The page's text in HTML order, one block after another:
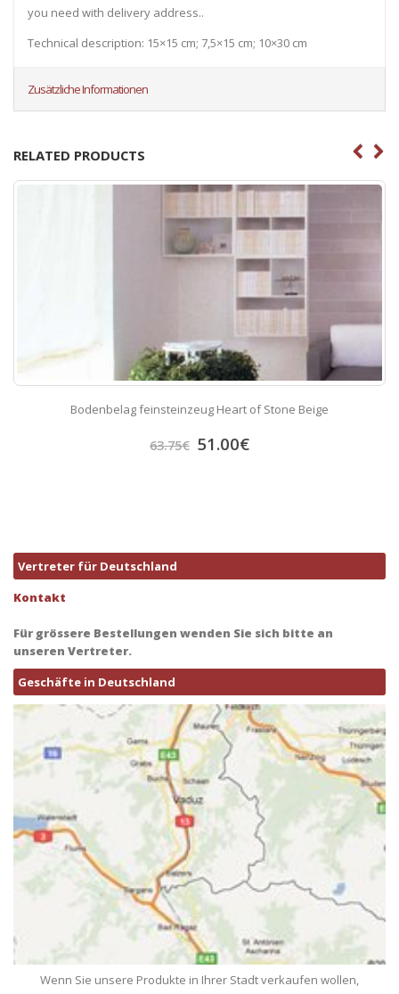
you need with delivery address..
Technical description: 15×15 cm; 7,5×15 cm; 10×30 cm
Zusätzliche Informationen
RELATED PRODUCTS
Bodenbelag feinsteinzeug Heart of Stone Beige
63.75€ 51.00€
Vertreter für Deutschland
Kontakt
Für grössere Bestellungen wenden Sie sich bitte an
unseren Vertreter.
Geschäfte in Deutschland
Wenn Sie unsere Produkte in Ihrer Stadt verkaufen wollen,